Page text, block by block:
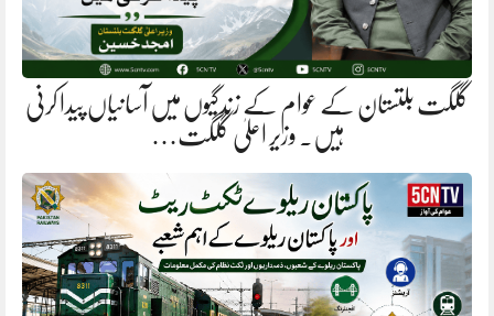
گلگت بلتستان کے عوام کے زندگیوں میں آسانیاں پیدا کرنی
ہیں. وزیر اعلیٰ گلگت…